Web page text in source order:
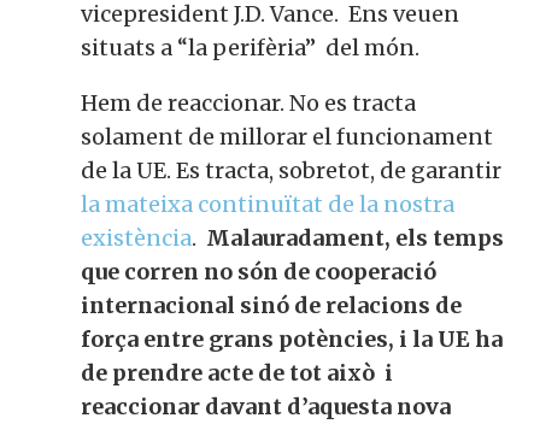
vicepresident J.D. Vance. Ens veuen
situats a “la perifèria” del món.
Hem de reaccionar. No es tracta
solament de millorar el funcionament
de la UE. Es tracta, sobretot, de garantir
la mateixa continuïtat de la nostra
existència. Malauradament, els temps
que corren no són de cooperació
internacional sinó de relacions de
força entre grans potències, i la UE ha
de prendre acte de tot això i
reaccionar davant d’aquesta nova